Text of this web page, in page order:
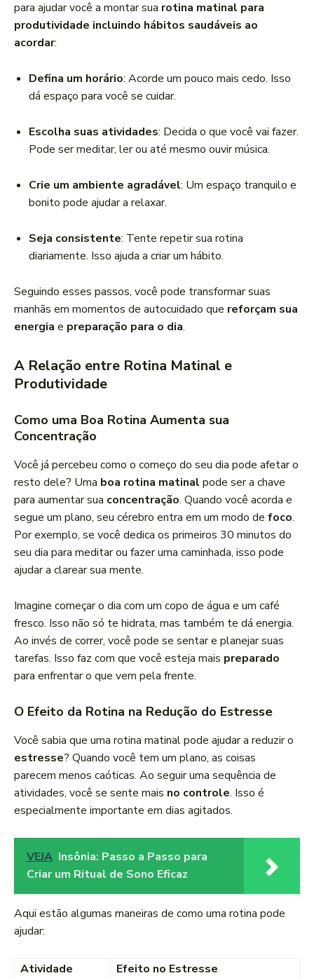
para ajudar você a montar sua rotina matinal para
produtividade incluindo hábitos saudáveis ao
acordar:
Defina um horário: Acorde um pouco mais cedo. Isso
dá espaço para você se cuidar.
Escolha suas atividades: Decida o que você vai fazer.
Pode ser meditar, ler ou até mesmo ouvir música.
Crie um ambiente agradável: Um espaço tranquilo e
bonito pode ajudar a relaxar.
Seja consistente: Tente repetir sua rotina
diariamente. Isso ajuda a criar um hábito.
Seguindo esses passos, você pode transformar suas
manhãs em momentos de autocuidado que reforçam sua
energia e preparação para o dia.
A Relação entre Rotina Matinal e
Produtividade
Como uma Boa Rotina Aumenta sua
Concentração
Você já percebeu como o começo do seu dia pode afetar o
resto dele? Uma boa rotina matinal pode ser a chave
para aumentar sua concentração. Quando você acorda e
segue um plano, seu cérebro entra em um modo de foco.
Por exemplo, se você dedica os primeiros 30 minutos do
seu dia para meditar ou fazer uma caminhada, isso pode
ajudar a clarear sua mente.
Imagine começar o dia com um copo de água e um café
fresco. Isso não só te hidrata, mas também te dá energia.
Ao invés de correr, você pode se sentar e planejar suas
tarefas. Isso faz com que você esteja mais preparado
para enfrentar o que vem pela frente.
O Efeito da Rotina na Redução do Estresse
Você sabia que uma rotina matinal pode ajudar a reduzir o
estresse? Quando você tem um plano, as coisas
parecem menos caóticas. Ao seguir uma sequência de
atividades, você se sente mais no controle. Isso é
especialmente importante em dias agitados.
VEJA Insônia: Passo a Passo para
Criar um Ritual de Sono Eficaz
Aqui estão algumas maneiras de como uma rotina pode
ajudar:
Atividade
Efeito no Estresse